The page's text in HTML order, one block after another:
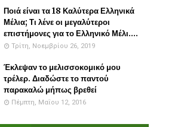
Ποιά είναι τα 18 Καλύτερα Ελληνικά
Μέλια; Τι λένε οι μεγαλύτεροι
επιστήμονες για το Ελληνικό Μέλι....
Τρίτη, Νοεμβρίου 26, 2019
Έκλεψαν το μελισσοκομικό μου
τρέλερ. Διαδώστε το παντού
παρακαλώ μήπως βρεθεί
Πέμπτη, Μαΐου 12, 2016